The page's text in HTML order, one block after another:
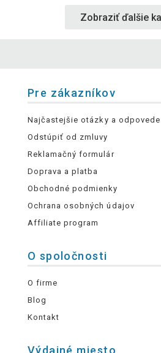
Zobraziť ďalšie
Pre zákazníkov
Najčastejšie otázky a odpovede
Odstúpiť od zmluvy
Reklamačný formulár
Doprava a platba
Obchodné podmienky
Ochrana osobných údajov
Affiliate program
O spoločnosti
O firme
Blog
Kontakt
Výdajné miesto